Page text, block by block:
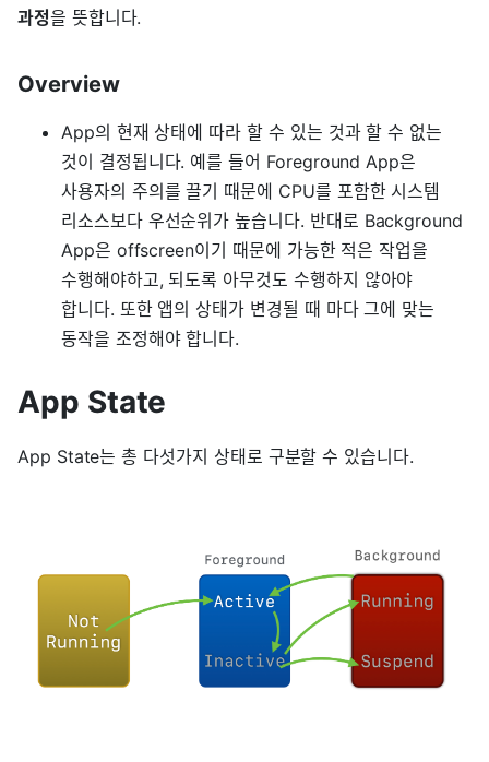
과정을 뜻합니다.
Overview
App의 현재 상태에 따라 할 수 있는 것과 할 수 없는
것이 결정됩니다. 예를 들어 Foreground App은
사용자의 주의를 끌기 때문에 CPU를 포함한 시스템
리소스보다 우선순위가 높습니다. 반대로 Background
App은 offscreen이기 때문에 가능한 적은 작업을
수행해야하고, 되도록 아무것도 수행하지 않아야
합니다. 또한 앱의 상태가 변경될 때 마다 그에 맞는
동작을 조정해야 합니다.
App State
App State는 총 다섯가지 상태로 구분할 수 있습니다.